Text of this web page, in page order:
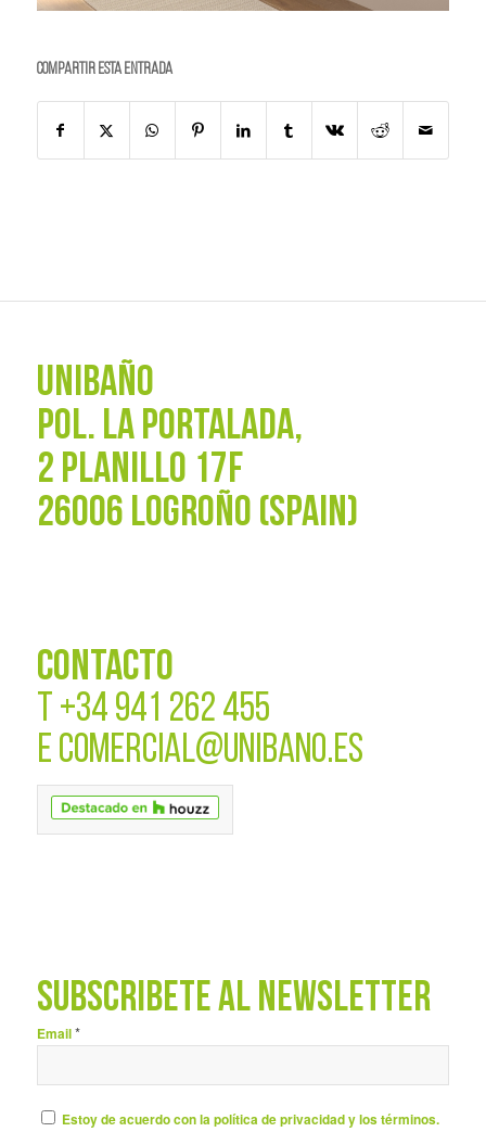
Compartir esta entrada
UNIBAÑO
POL. La Portalada,
2 PLANILLO 17F
26006 LOGROÑO (SPAIN)
CONTACTO
T +34 941 262 455
E COMERCIAL@UNIBANO.ES
SUBSCRÍBETE AL NEWSLETTER
Email*
Estoy de acuerdo con la política de privacidad y los términos.